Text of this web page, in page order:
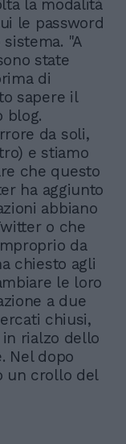
la modalità
le password
"A
state
di
sapere il
blog.
da soli,
e stiamo
che questo
ha aggiunto
abbiano
o che
da
chiesto agli
le loro
a due
chiusi,
rialzo dello
Nel dopo
un crollo del